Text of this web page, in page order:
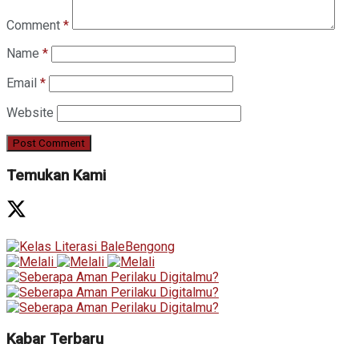
Comment *
Name *
Email *
Website
Temukan Kami
Kabar Terbaru